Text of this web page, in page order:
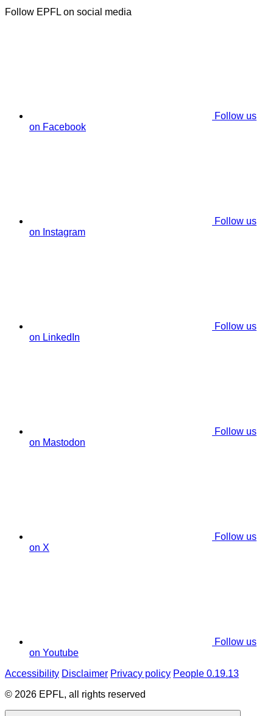
Follow EPFL on social media
Follow us
on Facebook
Follow us
on Instagram
Follow us
on LinkedIn
Follow us
on Mastodon
Follow us
on X
Follow us
on Youtube
Accessibility Disclaimer Privacy policy People 0.19.13
© 2026 EPFL, all rights reserved